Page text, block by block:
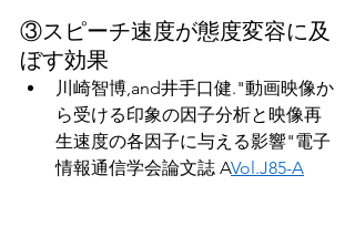
③スピーチ速度が態度変容に及
ぼす効果​
川崎智博,and井手口健."動画映像か
ら受ける印象の因子分析と映像再
生速度の各因子に与える影響"電子
情報通信学会論文誌 AVol.J85-A